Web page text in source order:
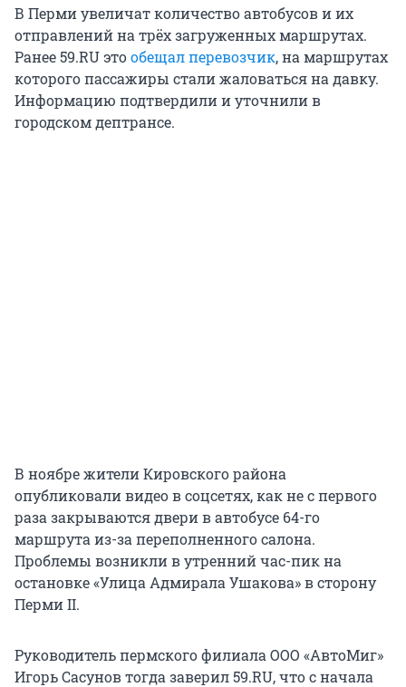
В Перми увеличат количество автобусов и их
отправлений на трёх загруженных маршрутах.
Ранее 59.RU этообещал перевозчик, на маршрутах
которого пассажиры стали жаловаться на давку.
Информацию подтвердили и уточнили в
городском дептрансе.
В ноябре жители Кировского района
опубликовали видео в соцсетях, как не с первого
раза закрываются двери в автобусе 64-го
маршрута из-за переполненного салона.
Проблемы возникли в утренний час-пик на
остановке «Улица Адмирала Ушакова» в сторону
Перми II.
Руководитель пермского филиала ООО «АвтоМиг»
Игорь Сасунов тогда заверил 59.RU, что с начала